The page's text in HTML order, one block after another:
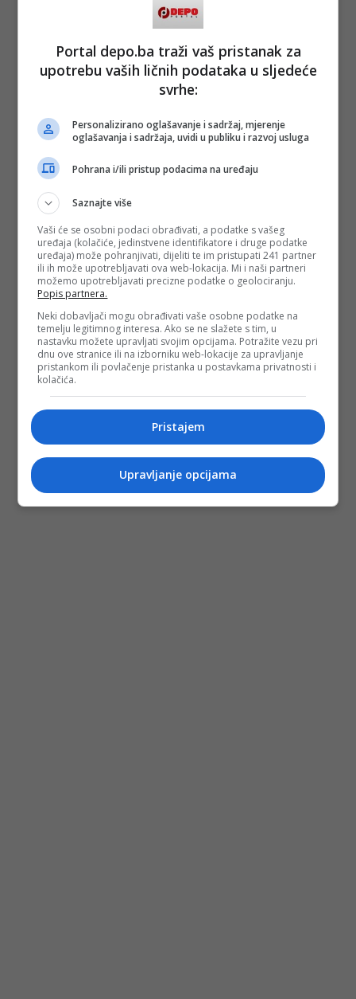
Portal depo.ba traži vaš pristanak za
upotrebu vaših ličnih podataka u sljedeće
svrhe:
Personalizirano oglašavanje i sadržaj, mjerenje
oglašavanja i sadržaja, uvidi u publiku i razvoj usluga
Pohrana i/ili pristup podacima na uređaju
Saznajte više
Vaši će se osobni podaci obrađivati, a podatke s vašeg
uređaja (kolačiće, jedinstvene identifikatore i druge podatke
uređaja) može pohranjivati, dijeliti te im pristupati 241 partner
ili ih može upotrebljavati ova web-lokacija. Mi i naši partneri
možemo upotrebljavati precizne podatke o geolociranju.
Popis partnera.
Neki dobavljači mogu obrađivati vaše osobne podatke na
temelju legitimnog interesa. Ako se ne slažete s tim, u
nastavku možete upravljati svojim opcijama. Potražite vezu pri
dnu ove stranice ili na izborniku web-lokacije za upravljanje
pristankom ili povlačenje pristanka u postavkama privatnosti i
kolačića.
Pristajem
Upravljanje opcijama